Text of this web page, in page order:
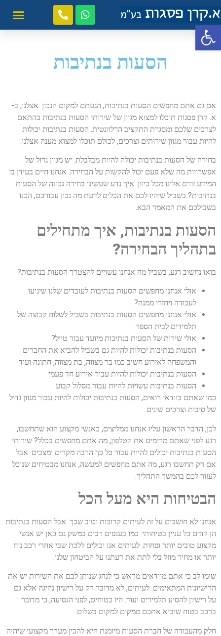
פתח סרגל נגישות
הסעות בנתיבות
אם גם אתם מחפשים הסעות בנתיבות, הגעתם למקום הנכון. אצלנו, ב-
א. קרן פסגות תוכלו למצוא מגוון של שירותי הסעות בנתיבות בהתאם
לצרכים שלכם ומסגרת התקציב הרלוונטית. הסעות בנתיבות יכולות
להיות עבור מגוון שירותים וצרכים, לכולם תוכלו למצוא מענה אצלנו.
בחירה של הסעות בנתיבות יכולה להיות מבלבלת. יש מגוון גדול של
אפשרויות מה שלא פעם יכול להקשות על הבחירה. אנחנו חיים בעידן בו
המידע זורם אלינו מכל כיוון. איך נדע שעשינו בחירה נכונה של הסעות
בנתיבות? בשביל שיהיו לכם את הכלים לדעת מה נכון עבורכם, הכנו
בשבילכם את המאמר הבא.
הסעות בנתיבות, איך מתחילים
בתהליך הבחירה?
בואו נחשוב רגע, בשביל מה אנחנו עשויים להצטרך הסעות בנתיבות?
אולי אנחנו מחפשים הסעות בנתיבות לעובדים שלנו שיגיעו
לעבודה ויחזרו ממנה?
אולי אנחנו מחפשים הסעות בנתיבות בשביל לשלוח קבוצה של
תלמידים לבית הספר
אולי שירות של הסעות בנתיבות מיועד עבור טיול?
הסעות בנתיבות יכולות להיות גם בשביל להביא את החברים
והמשפחה לאירוע חשוב כמו בר מצווה, בת מצווה, חתונה ועוד
הסעות בנתיבות יכולות להיות עבור אירוע חד פעמי
הסעות בנתיבות עשויות להיות עבור מסלול קבוע
כמו שאתם בוודאי רואים, הסעות בנתיבות יכולות להיות עבור מגוון גדול
של סיבות וצרכים שונים.
לכן, הדבר הראשון עליו אנחנו ממליצים, כאנשי מקצוע הוא שתחשבו,
רגע לפני שאתם מרימים את הטלפון, מה אתם מחפשים בכלל? שירותי
הסעות בנתיבות יכולים להיות עבור כל כך הרבה מקרים ומצבים. אבל
אם רק תחשבו רגע, מה אתם מחפשים למעשה, אנחנו מבטיחים שנוכל
לעזור לכם בהמשך התהליך.
הבטיחות היא מעל הכל
אנחנו לא חושבים על זה לעיתים קרובות וטוב שכך. אבל הסעות בנתיבות
הן קודם כל עניין בטיחותי. כמו בענפים רבים במשק גם כאן יש אנשי
מקצוע טובים יותר ופחות. לעיתים אנו יכולים ללכת שבי אחרי רכב נוח
יותר או מחיר מוזל בלי לתת את דעתנו על הביטחון שלנו.
שימו לב כי אתם מוודאים מראש כי לנהג שנותן לכם את השירות יש את
הרישיונות המתאימים. לעיתים, לא מדובר רק על רישיון נהיגה אלא גם
על רישיון להסיע תלמידים ועוד. היו בטוחים, לפני הנסיעה, כי מדובר
ברכב בטוח שיביא אתכם ממקום למקום בשלום.
חלק מהעבודה של חברת הסעות מיומנת היא להכין מערך מקצועי שיהיה